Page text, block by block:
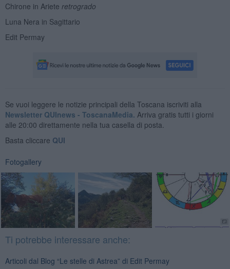
Chirone in Ariete retrogrado
Luna Nera in Sagittario
Edit Permay
Se vuoi leggere le notizie principali della Toscana iscriviti alla
Newsletter QUInews - ToscanaMedia. Arriva gratis tutti i giorni
alle 20:00 direttamente nella tua casella di posta.
Basta cliccare QUI
Fotogallery
Ti potrebbe interessare anche:
Articoli dal Blog “Le stelle di Astrea” di Edit Permay